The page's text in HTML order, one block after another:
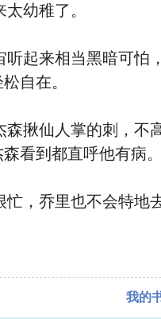
幼稚了。
起来相当黑暗可怕
自在。
揪仙人掌的刺，不
看到都直呼他有病。
，乔里也不会特地
我的